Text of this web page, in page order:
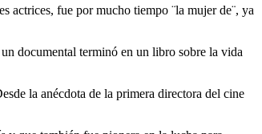
actrices, fue por mucho tiempo ¨la mujer de¨, ya
documental terminó en un libro sobre la vida
la anécdota de la primera directora del cine